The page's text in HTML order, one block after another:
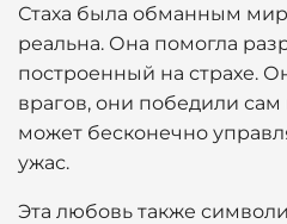
Стаха была обманным
реальна. Она помогла
построенный на страхе.
врагов, они победили
может бесконечно
ужас.
Эта любовь также